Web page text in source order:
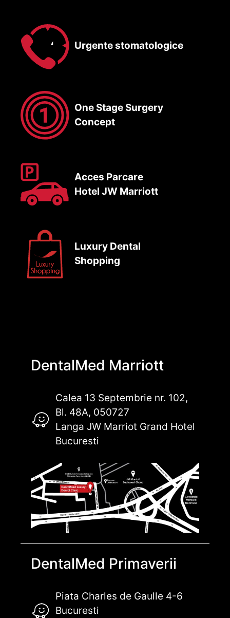
Urgente stomatologice
One Stage Surgery
Concept
Acces Parcare
Hotel JW Marriott
Luxury Dental
Shopping
DentalMed Marriott
Calea 13 Septembrie nr. 102,
Bl. 48A, 050727
Langa JW Marriot Grand Hotel
Bucuresti
DentalMed Primaverii
Piata Charles de Gaulle 4-6
Bucuresti